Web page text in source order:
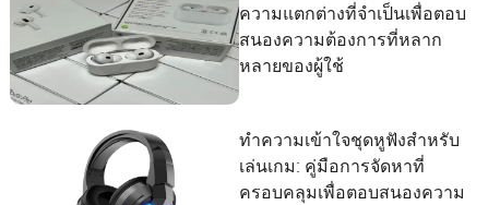
ความแตกต่างที่จำเป็นเพื่อตอบ
สนองความต้องการที่หลาก
หลายของผู้ใช้
ทำความเข้าใจชุดหูฟังสำหรับ
เล่นเกม: คู่มือการจัดหาที่
ครอบคลุมเพื่อตอบสนองความ